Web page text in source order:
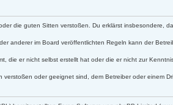
die guten Sitten verstoßen. Du erklärst insbesondere,
anderer im Board veröffentlichten Regeln kann der
die er nicht selbst erstellt hat oder die er nicht zur
oder geeignet sind, dem Betreiber oder einem